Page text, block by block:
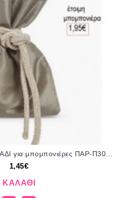
ΠΟΥΓΚΙ ΑΠΟ ΤΑΦΤΑ ΛΑΔΙ για μπομπονιέρες ΠΑΡ-Π302-111/12082 1.45€!!!
1,45€
ΚΑΛΆΘΙ